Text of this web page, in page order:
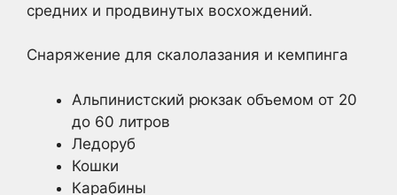
средних и продвинутых восхождений.
Снаряжение для скалолазания и кемпинга
Альпинистский рюкзак объемом от 20
до 60 литров
Ледоруб
Кошки
Карабины